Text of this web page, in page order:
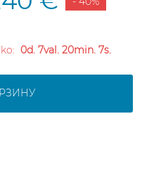
0d. 7val. 20min. 7s.